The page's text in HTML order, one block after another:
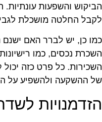
והשפעות עונתיות.
החלטה מושכלת לגבי
כן, יש לברר האם ישנם
נכסים, כמו
כל פרט כזה יכול
ההשקעה ולהשפיע על